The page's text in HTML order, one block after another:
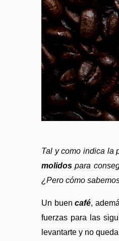
Tal y como indica la
molidos para
¿Pero cómo
Un buen café,
fuerzas para las
levantarte y no